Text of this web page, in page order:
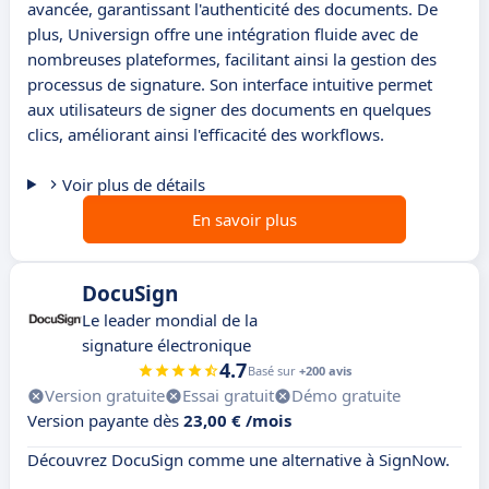
avancée, garantissant l'authenticité des documents. De
plus, Universign offre une intégration fluide avec de
nombreuses plateformes, facilitant ainsi la gestion des
processus de signature. Son interface intuitive permet
aux utilisateurs de signer des documents en quelques
clics, améliorant ainsi l'efficacité des workflows.
Voir plus de détails
En savoir plus
DocuSign
Le leader mondial de la
signature électronique
4.7Basé sur +200 avis
Version gratuite Essai gratuit
Démo gratuite
Version payante dès 23,00 € /mois
Découvrez DocuSign comme une alternative à SignNow.